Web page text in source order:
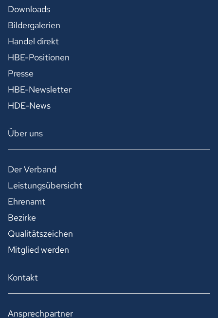
Downloads
Bildergalerien
Handel direkt
HBE-Positionen
Presse
HBE-Newsletter
HDE-News
Über uns
Der Verband
Leistungsübersicht
Ehrenamt
Bezirke
Qualitätszeichen
Mitglied werden
Kontakt
Ansprechpartner